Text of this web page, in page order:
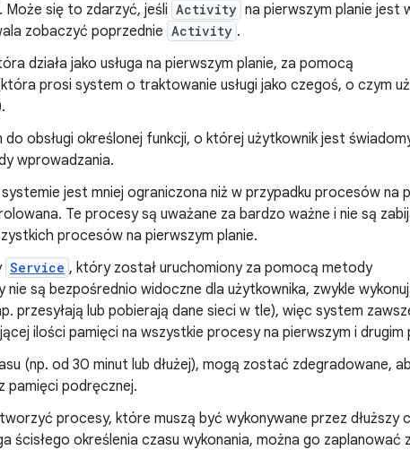
Może się to zdarzyć, jeśli Activity na pierwszym planie jest
zobaczyć poprzednie Activity .
działa jako usługa na pierwszym planie, za pomocą
prosi system o traktowanie usługi jako czegoś, o czym
obsługi określonej funkcji, o której użytkownik jest
wprowadzania.
jest mniej ograniczona niż w przypadku procesów na
Te procesy są uważane za bardzo ważne i nie są
procesów na pierwszym planie.
Service , który został uruchomiony za pomocą metody
są bezpośrednio widoczne dla użytkownika, zwykle
przesyłają lub pobierają dane sieci w tle), więc system
ilości pamięci na wszystkie procesy na pierwszym i drugim
(np. od 30 minut lub dłużej), mogą zostać zdegradowane,
pamięci podręcznej.
procesy, które muszą być wykonywane przez dłuższy
określenia czasu wykonania, można go zaplanować